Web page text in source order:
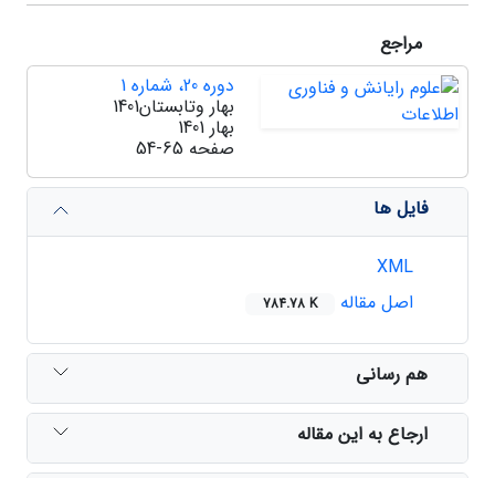
مراجع
دوره 20، شماره 1
بهار وتابستان1401
بهار 1401
صفحه 54-65
فایل ها
اصل مقاله
784.78 K
هم رسانی
ارجاع به این مقاله